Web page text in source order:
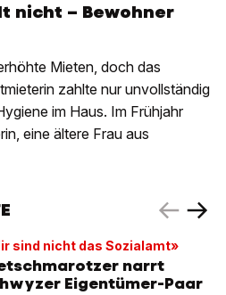
nicht – Bewohner
Mieten, doch das
zahlte nur unvollständig
im Haus. Im Frühjahr
eine ältere Frau aus
sind nicht das Sozialamt»
narrt
Eigentümer-Paar